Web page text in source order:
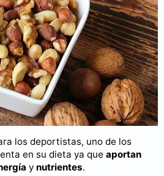
los deportistas, uno de los
en su dieta ya que aportan
y nutrientes.